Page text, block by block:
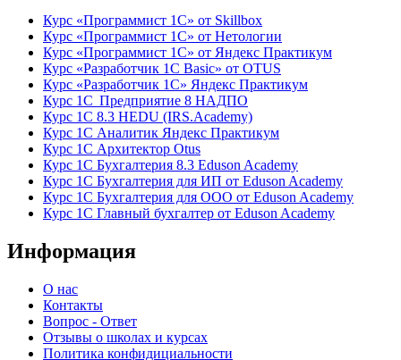
Курс «Программист 1С» от Skillbox
Курс «Программист 1С» от Нетологии
Курс «Программист 1С» от Яндекс Практикум
Курс «Разработчик 1С Basic» от OTUS
Курс «Разработчик 1С» Яндекс Практикум
Курс 1С Предприятие 8 НАДПО
Курс 1С 8.3 HEDU (IRS.Academy)
Курс 1С Аналитик Яндекс Практикум
Курс 1С Архитектор Otus
Курс 1С Бухгалтерия 8.3 Eduson Academy
Курс 1С Бухгалтерия для ИП от Eduson Academy
Курс 1С Бухгалтерия для ООО от Eduson Academy
Курс 1С Главный бухгалтер от Eduson Academy
Информация
О нас
Контакты
Вопрос - Ответ
Отзывы о школах и курсах
Политика конфидициальности